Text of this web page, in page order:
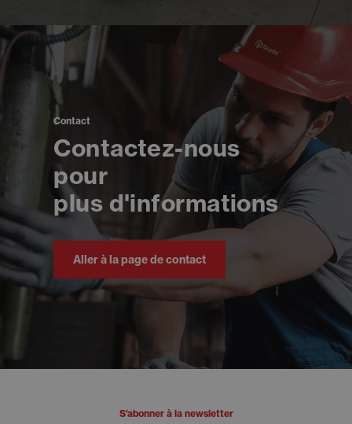
Contact
Contactez-nous
pour
plus d'informations
Aller à la page de contact
S'abonner à la newsletter